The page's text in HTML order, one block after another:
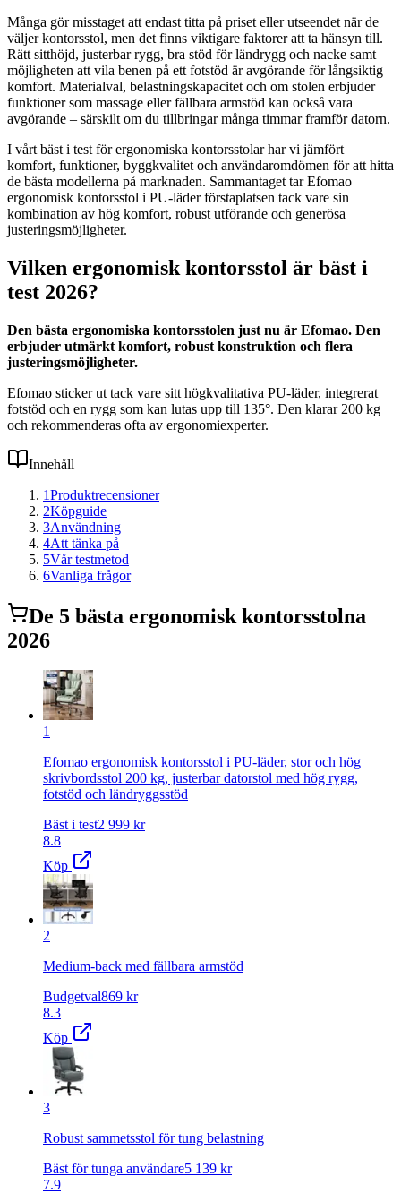
Många gör misstaget att endast titta på priset eller utseendet när de
väljer kontorsstol, men det finns viktigare faktorer att ta hänsyn till.
Rätt sitthöjd, justerbar rygg, bra stöd för ländrygg och nacke samt
möjligheten att vila benen på ett fotstöd är avgörande för långsiktig
komfort. Materialval, belastningskapacitet och om stolen erbjuder
funktioner som massage eller fällbara armstöd kan också vara
avgörande – särskilt om du tillbringar många timmar framför datorn.
I vårt bäst i test för ergonomiska kontorsstolar har vi jämfört
komfort, funktioner, byggkvalitet och användaromdömen för att hitta
de bästa modellerna på marknaden. Sammantaget tar Efomao
ergonomisk kontorsstol i PU-läder förstaplatsen tack vare sin
kombination av hög komfort, robust utförande och generösa
justeringsmöjligheter.
Vilken ergonomisk kontorsstol är bäst i
test 2026?
Den bästa ergonomiska kontorsstolen just nu är Efomao. Den
erbjuder utmärkt komfort, robust konstruktion och flera
justeringsmöjligheter.
Efomao sticker ut tack vare sitt högkvalitativa PU-läder, integrerat
fotstöd och en rygg som kan lutas upp till 135°. Den klarar 200 kg
och rekommenderas ofta av ergonomiexperter.
Innehåll
1Produktrecensioner
2Köpguide
3Användning
4Att tänka på
5Vår testmetod
6Vanliga frågor
De 5 bästa ergonomisk kontorsstolna
2026
1
Efomao ergonomisk kontorsstol i PU-läder, stor och hög
skrivbordsstol 200 kg, justerbar datorstol med hög rygg,
fotstöd och ländryggsstöd
Bäst i test2 999 kr
8.8
Köp
2
Medium-back med fällbara armstöd
Budgetval869 kr
8.3
Köp
3
Robust sammetsstol för tung belastning
Bäst för tunga användare5 139 kr
7.9